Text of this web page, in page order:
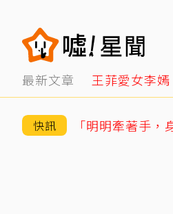
最新文章 王菲愛女李嫣
快訊